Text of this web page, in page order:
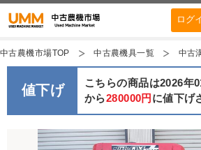
ログ
中古農機市場TOP 中古農機具一覧 中古
値下げ こちらの商品は2026年
から280000円 に値下げ